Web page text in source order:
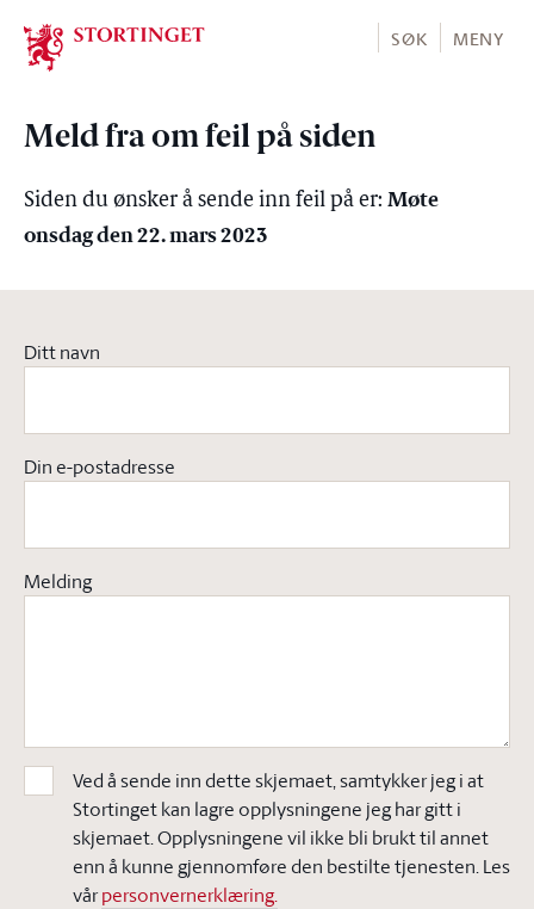
Stortinget.no
SØK MENY
Meld fra om feil på siden
Siden du ønsker å sende inn feil på er: Møte
onsdag den 22. mars 2023
Ditt navn
Din e-postadresse
Melding
Ved å sende inn dette skjemaet, samtykker jeg i at
Stortinget kan lagre opplysningene jeg har gitt i
skjemaet. Opplysningene vil ikke bli brukt til annet
enn å kunne gjennomføre den bestilte tjenesten. Les
vårpersonvernerklæring.